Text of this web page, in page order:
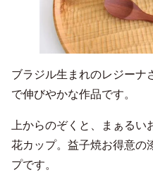
ブラジル生まれのレジーナ
で伸びやかな作品です。
上からのぞくと、まぁる
花カップ。益子焼お得意の
プです。